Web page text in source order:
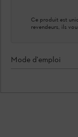
Ce produit est
revendeurs, ils
Mode d'emploi